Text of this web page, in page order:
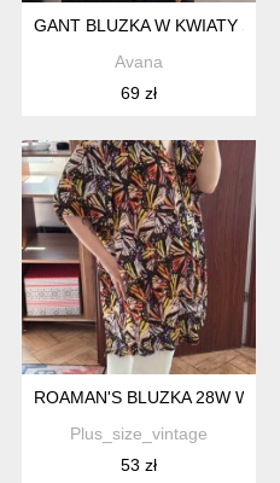
GANT BLUZKA W KWIATY S
Avana
69 zł
ROAMAN'S BLUZKA 28W
Plus_size_vintage
53 zł